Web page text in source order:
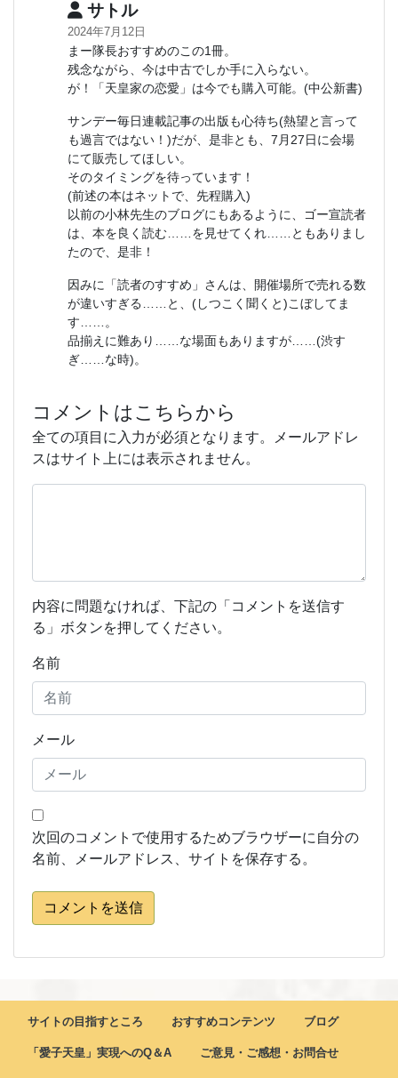
サトル
2024年7月12日
まー隊長おすすめのこの1冊。
残念ながら、今は中古でしか手に入らない。
が！「天皇家の恋愛」は今でも購入可能。(中公新書)
サンデー毎日連載記事の出版も心待ち(熱望と言って
も過言ではない！)だが、是非とも、7月27日に会場
にて販売してほしい。
そのタイミングを待っています！
(前述の本はネットで、先程購入)
以前の小林先生のブログにもあるように、ゴー宣読者
は、本を良く読む……を見せてくれ……ともありまし
たので、是非！
因みに「読者のすすめ」さんは、開催場所で売れる数
が違いすぎる……と、(しつこく聞くと)こぼしてま
す……。
品揃えに難あり……な場面もありますが……(渋す
ぎ……な時)。
コメントはこちらから
全ての項目に入力が必須となります。メールアドレ
スはサイト上には表示されません。
内容に問題なければ、下記の「コメントを送信す
る」ボタンを押してください。
名前
メール
次回のコメントで使用するためブラウザーに自分の
名前、メールアドレス、サイトを保存する。
コメントを送信
サイトの目指すところ おすすめコンテンツ ブログ
「愛子天皇」実現へのQ＆A ご意見・ご感想・お問合せ